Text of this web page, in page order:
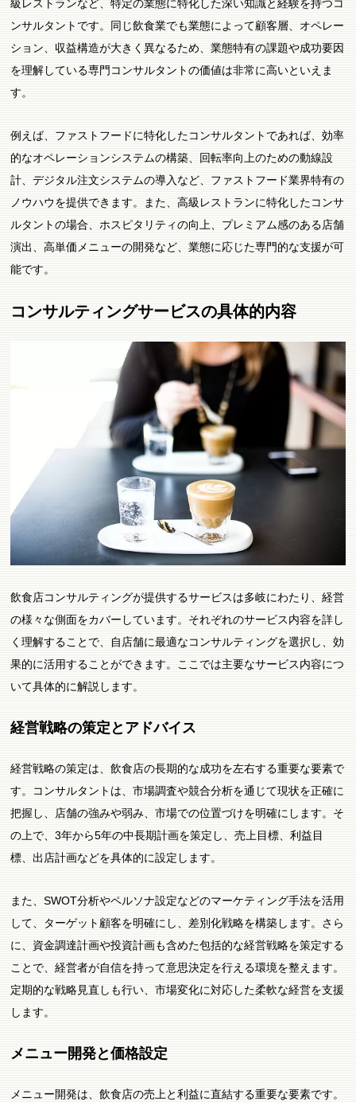
級レストランなど、特定の業態に特化した深い知識と経験を持つコ
ンサルタントです。同じ飲食業でも業態によって顧客層、オペレー
ション、収益構造が大きく異なるため、業態特有の課題や成功要因
を理解している専門コンサルタントの価値は非常に高いといえま
す。
例えば、ファストフードに特化したコンサルタントであれば、効率
的なオペレーションシステムの構築、回転率向上のための動線設
計、デジタル注文システムの導入など、ファストフード業界特有の
ノウハウを提供できます。また、高級レストランに特化したコンサ
ルタントの場合、ホスピタリティの向上、プレミアム感のある店舗
演出、高単価メニューの開発など、業態に応じた専門的な支援が可
能です。
コンサルティングサービスの具体的内容
飲食店コンサルティングが提供するサービスは多岐にわたり、経営
の様々な側面をカバーしています。それぞれのサービス内容を詳し
く理解することで、自店舗に最適なコンサルティングを選択し、効
果的に活用することができます。ここでは主要なサービス内容につ
いて具体的に解説します。
経営戦略の策定とアドバイス
経営戦略の策定は、飲食店の長期的な成功を左右する重要な要素で
す。コンサルタントは、市場調査や競合分析を通じて現状を正確に
把握し、店舗の強みや弱み、市場での位置づけを明確にします。そ
の上で、3年から5年の中長期計画を策定し、売上目標、利益目
標、出店計画などを具体的に設定します。
また、SWOT分析やペルソナ設定などのマーケティング手法を活用
して、ターゲット顧客を明確にし、差別化戦略を構築します。さら
に、資金調達計画や投資計画も含めた包括的な経営戦略を策定する
ことで、経営者が自信を持って意思決定を行える環境を整えます。
定期的な戦略見直しも行い、市場変化に対応した柔軟な経営を支援
します。
メニュー開発と価格設定
メニュー開発は、飲食店の売上と利益に直結する重要な要素です。